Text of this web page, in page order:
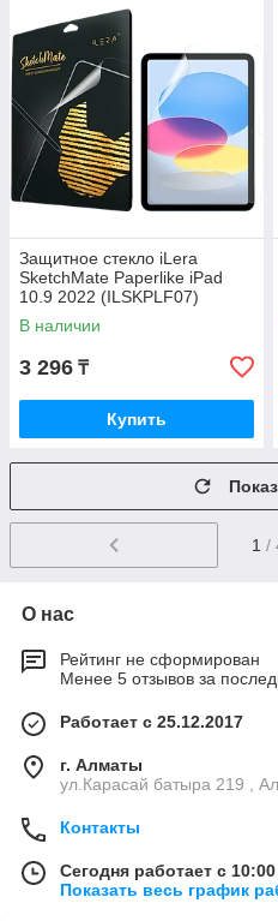
Защитное стекло iLera
SketchMate Paperlike iPad
10.9 2022 (ILSKPLF07)
В наличии
3 296 ₸
Купить
1 /
О нас
Рейтинг не сформирован
Менее 5 отзывов за
Работает с 25.12.2017
г. Алматы
ул.Карасай батыра 219 ,
Контакты
Сегодня работает с
Показать весь график